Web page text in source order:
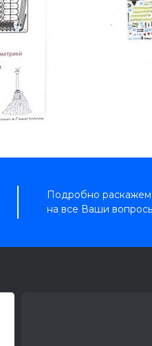
Подробно раскажем
на все Ваши